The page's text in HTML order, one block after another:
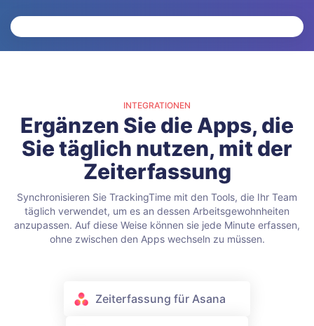
INTEGRATIONEN
Ergänzen Sie die Apps, die
Sie täglich nutzen, mit der
Zeiterfassung
Synchronisieren Sie TrackingTime mit den Tools, die Ihr Team
täglich verwendet, um es an dessen Arbeitsgewohnheiten
anzupassen. Auf diese Weise können sie jede Minute erfassen,
ohne zwischen den Apps wechseln zu müssen.
Zeiterfassung für Asana